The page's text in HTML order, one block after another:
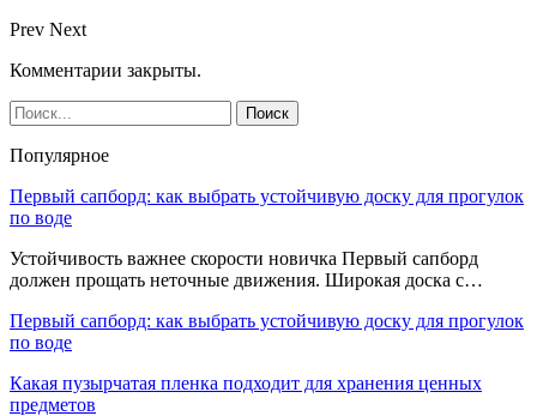
Prev Next
Комментарии закрыты.
Популярное
Первый сапборд: как выбрать устойчивую доску для прогулок
по воде
Устойчивость важнее скорости новичка Первый сапборд
должен прощать неточные движения. Широкая доска с…
Первый сапборд: как выбрать устойчивую доску для прогулок
по воде
Какая пузырчатая пленка подходит для хранения ценных
предметов